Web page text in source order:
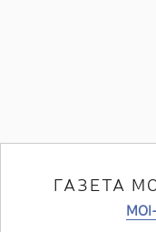
ГАЗЕТА